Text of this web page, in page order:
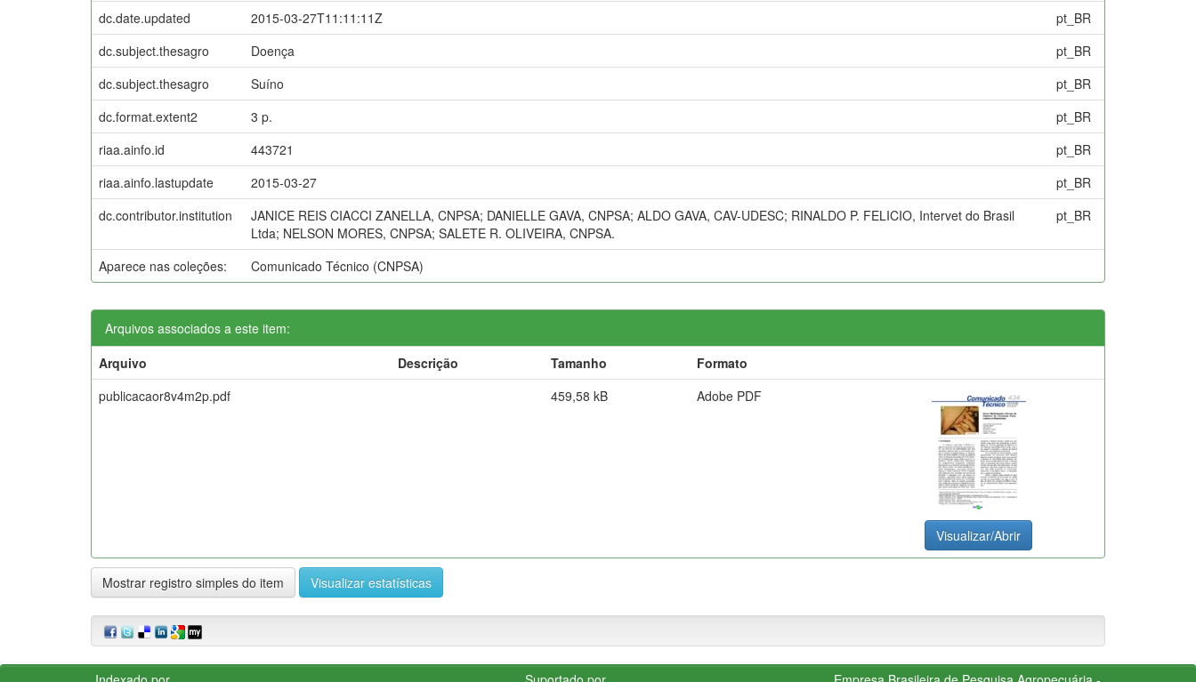
dc.date.updated
2015-03-27T11:11:11Z
pt_BR
dc.subject.thesagro
Doença
pt_BR
dc.subject.thesagro
Suíno
pt_BR
dc.format.extent2
3 p.
pt_BR
riaa.ainfo.id
443721
pt_BR
riaa.ainfo.lastupdate
2015-03-27
pt_BR
dc.contributor.institution
JANICE REIS CIACCI ZANELLA, CNPSA; DANIELLE GAVA, CNPSA; ALDO GAVA, CAV-UDESC; RINALDO P. FELICIO, Intervet do Brasil
Ltda; NELSON MORES, CNPSA; SALETE R. OLIVEIRA, CNPSA.
pt_BR
Aparece nas coleções: Comunicado Técnico (CNPSA)
Arquivos associados a este item:
Arquivo
Descrição Tamanho
Formato
publicacaor8v4m2p.pdf
459,58 kB Adobe PDF
Visualizar/Abrir
Mostrar registro simples do item Visualizar estatísticas